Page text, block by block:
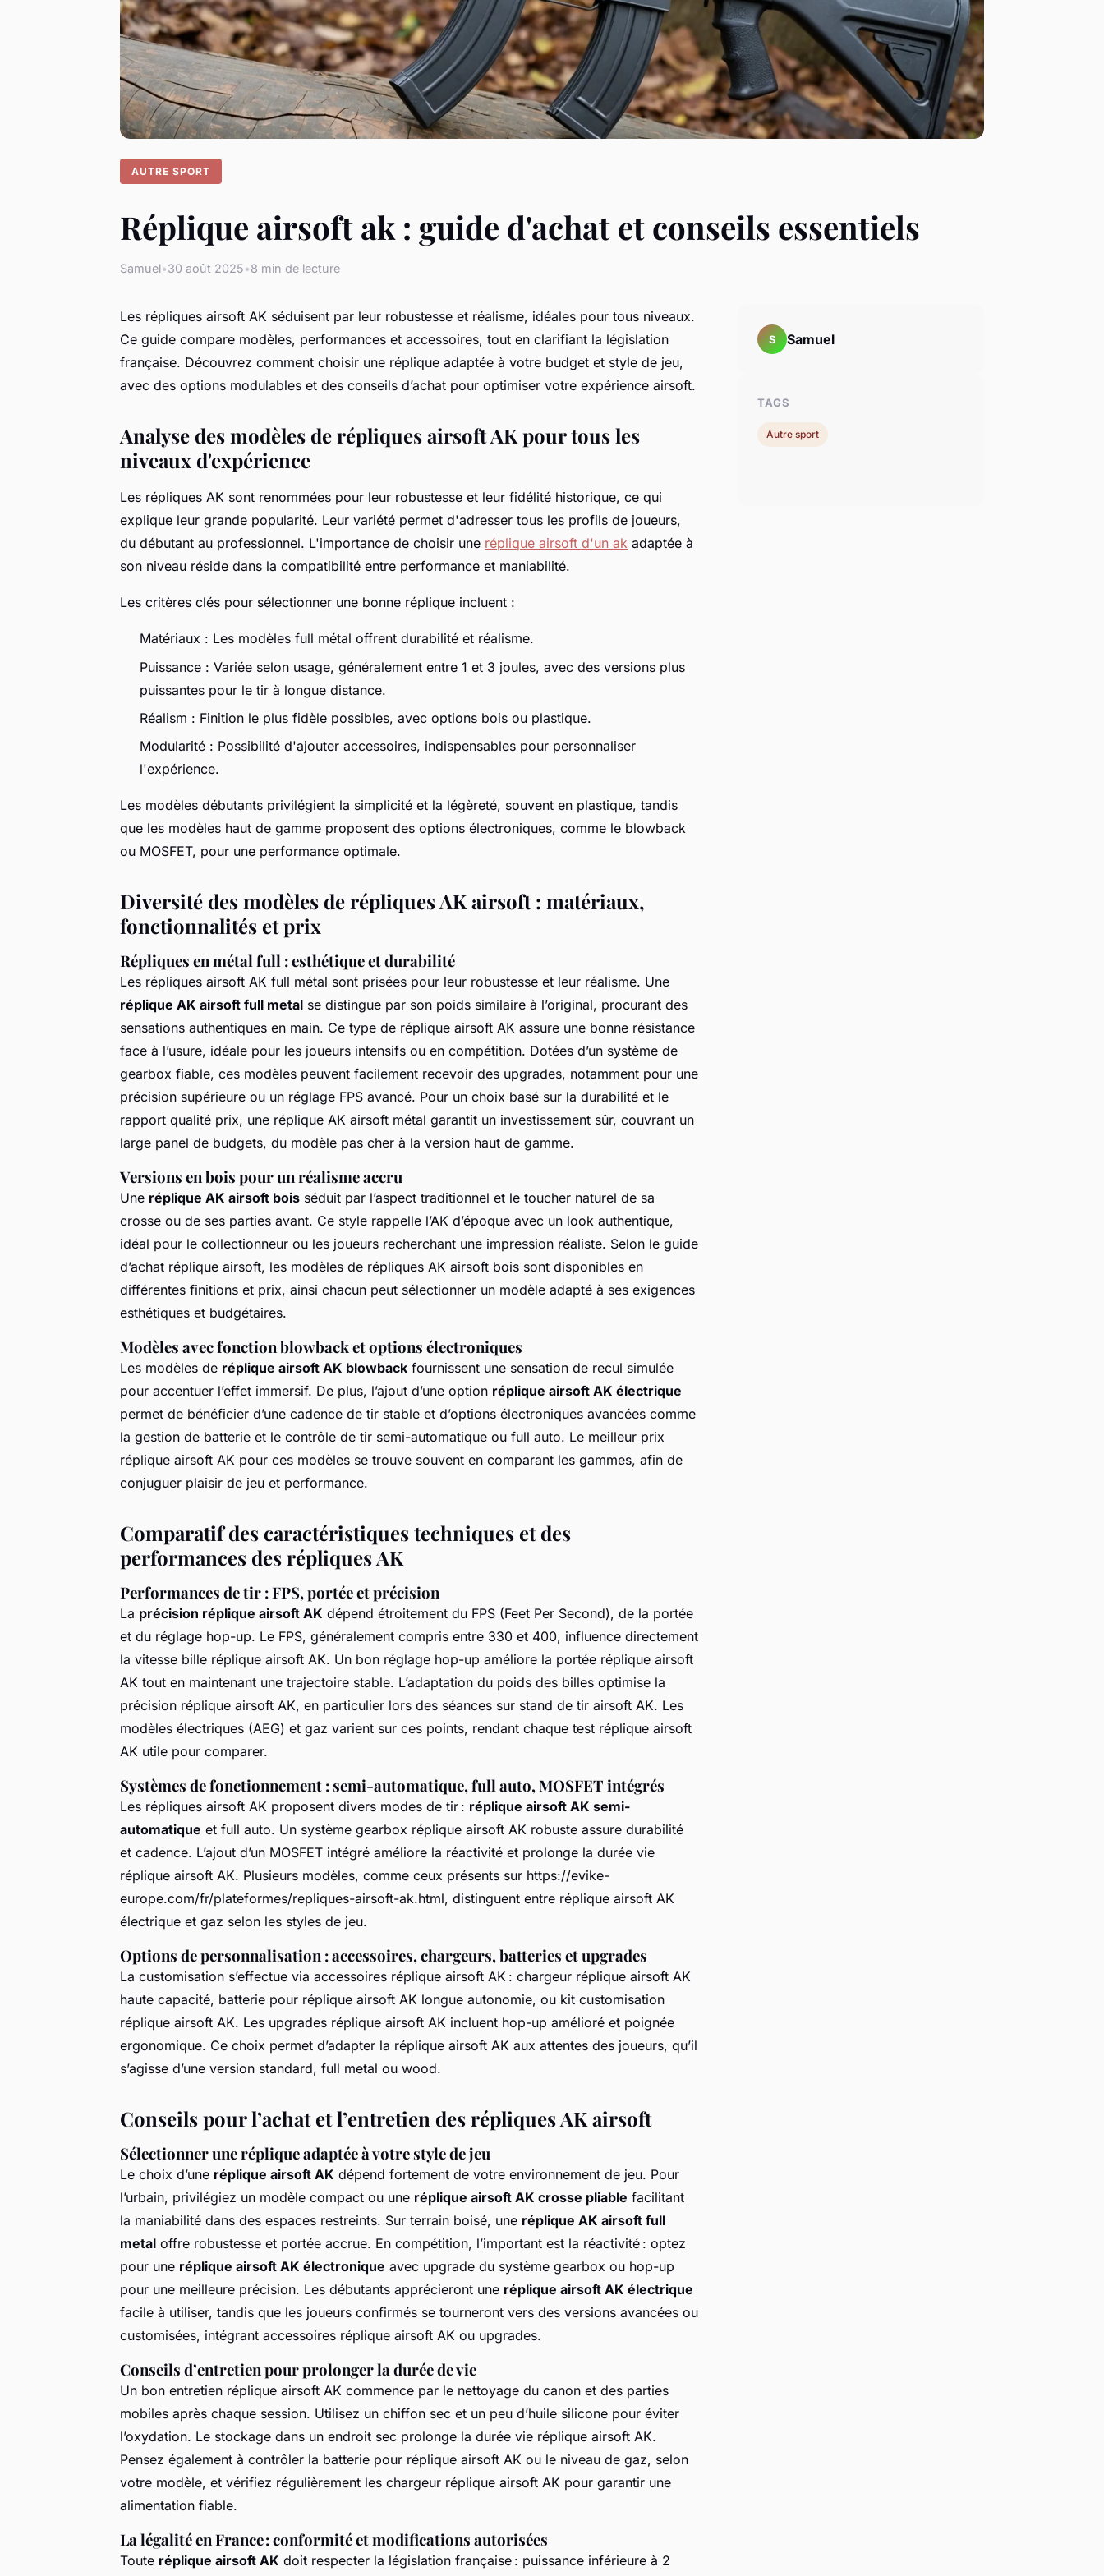
AUTRE SPORT
Réplique airsoft ak : guide d'achat et conseils essentiels
Samuel•30 août 2025•8 min de lecture
Les répliques airsoft AK séduisent par leur robustesse et réalisme, idéales pour tous niveaux.
Ce guide compare modèles, performances et accessoires, tout en clarifiant la législation
française. Découvrez comment choisir une réplique adaptée à votre budget et style de jeu,
avec des options modulables et des conseils d’achat pour optimiser votre expérience airsoft.
Analyse des modèles de répliques airsoft AK pour tous les
niveaux d'expérience
Les répliques AK sont renommées pour leur robustesse et leur fidélité historique, ce qui
explique leur grande popularité. Leur variété permet d'adresser tous les profils de joueurs,
du débutant au professionnel. L'importance de choisir une réplique airsoft d'un ak adaptée à
son niveau réside dans la compatibilité entre performance et maniabilité.
Les critères clés pour sélectionner une bonne réplique incluent :
Matériaux : Les modèles full métal offrent durabilité et réalisme.
Puissance : Variée selon usage, généralement entre 1 et 3 joules, avec des versions plus
puissantes pour le tir à longue distance.
Réalism : Finition le plus fidèle possibles, avec options bois ou plastique.
Modularité : Possibilité d'ajouter accessoires, indispensables pour personnaliser
l'expérience.
Les modèles débutants privilégient la simplicité et la légèreté, souvent en plastique, tandis
que les modèles haut de gamme proposent des options électroniques, comme le blowback
ou MOSFET, pour une performance optimale.
Diversité des modèles de répliques AK airsoft : matériaux,
fonctionnalités et prix
Répliques en métal full : esthétique et durabilité
Les répliques airsoft AK full métal sont prisées pour leur robustesse et leur réalisme. Une
réplique AK airsoft full metal se distingue par son poids similaire à l’original, procurant des
sensations authentiques en main. Ce type de réplique airsoft AK assure une bonne résistance
face à l’usure, idéale pour les joueurs intensifs ou en compétition. Dotées d’un système de
gearbox fiable, ces modèles peuvent facilement recevoir des upgrades, notamment pour une
précision supérieure ou un réglage FPS avancé. Pour un choix basé sur la durabilité et le
rapport qualité prix, une réplique AK airsoft métal garantit un investissement sûr, couvrant un
large panel de budgets, du modèle pas cher à la version haut de gamme.
Versions en bois pour un réalisme accru
Une réplique AK airsoft bois séduit par l’aspect traditionnel et le toucher naturel de sa
crosse ou de ses parties avant. Ce style rappelle l’AK d’époque avec un look authentique,
idéal pour le collectionneur ou les joueurs recherchant une impression réaliste. Selon le guide
d’achat réplique airsoft, les modèles de répliques AK airsoft bois sont disponibles en
différentes finitions et prix, ainsi chacun peut sélectionner un modèle adapté à ses exigences
esthétiques et budgétaires.
Modèles avec fonction blowback et options électroniques
Les modèles de réplique airsoft AK blowback fournissent une sensation de recul simulée
pour accentuer l’effet immersif. De plus, l’ajout d’une option réplique airsoft AK électrique
permet de bénéficier d’une cadence de tir stable et d’options électroniques avancées comme
la gestion de batterie et le contrôle de tir semi-automatique ou full auto. Le meilleur prix
réplique airsoft AK pour ces modèles se trouve souvent en comparant les gammes, afin de
conjuguer plaisir de jeu et performance.
Comparatif des caractéristiques techniques et des
performances des répliques AK
Performances de tir : FPS, portée et précision
La précision réplique airsoft AK dépend étroitement du FPS (Feet Per Second), de la portée
et du réglage hop-up. Le FPS, généralement compris entre 330 et 400, influence directement
la vitesse bille réplique airsoft AK. Un bon réglage hop-up améliore la portée réplique airsoft
AK tout en maintenant une trajectoire stable. L’adaptation du poids des billes optimise la
précision réplique airsoft AK, en particulier lors des séances sur stand de tir airsoft AK. Les
modèles électriques (AEG) et gaz varient sur ces points, rendant chaque test réplique airsoft
AK utile pour comparer.
Systèmes de fonctionnement : semi-automatique, full auto, MOSFET intégrés
Les répliques airsoft AK proposent divers modes de tir : réplique airsoft AK semi-
automatique et full auto. Un système gearbox réplique airsoft AK robuste assure durabilité
et cadence. L’ajout d’un MOSFET intégré améliore la réactivité et prolonge la durée vie
réplique airsoft AK. Plusieurs modèles, comme ceux présents sur https://evike-
europe.com/fr/plateformes/repliques-airsoft-ak.html, distinguent entre réplique airsoft AK
électrique et gaz selon les styles de jeu.
Options de personnalisation : accessoires, chargeurs, batteries et upgrades
La customisation s’effectue via accessoires réplique airsoft AK : chargeur réplique airsoft AK
haute capacité, batterie pour réplique airsoft AK longue autonomie, ou kit customisation
réplique airsoft AK. Les upgrades réplique airsoft AK incluent hop-up amélioré et poignée
ergonomique. Ce choix permet d’adapter la réplique airsoft AK aux attentes des joueurs, qu’il
s’agisse d’une version standard, full metal ou wood.
Conseils pour l’achat et l’entretien des répliques AK airsoft
Sélectionner une réplique adaptée à votre style de jeu
Le choix d’une réplique airsoft AK dépend fortement de votre environnement de jeu. Pour
l’urbain, privilégiez un modèle compact ou une réplique airsoft AK crosse pliable facilitant
la maniabilité dans des espaces restreints. Sur terrain boisé, une réplique AK airsoft full
metal offre robustesse et portée accrue. En compétition, l’important est la réactivité : optez
pour une réplique airsoft AK électronique avec upgrade du système gearbox ou hop-up
pour une meilleure précision. Les débutants apprécieront une réplique airsoft AK électrique
facile à utiliser, tandis que les joueurs confirmés se tourneront vers des versions avancées ou
customisées, intégrant accessoires réplique airsoft AK ou upgrades.
Conseils d’entretien pour prolonger la durée de vie
Un bon entretien réplique airsoft AK commence par le nettoyage du canon et des parties
mobiles après chaque session. Utilisez un chiffon sec et un peu d’huile silicone pour éviter
l’oxydation. Le stockage dans un endroit sec prolonge la durée vie réplique airsoft AK.
Pensez également à contrôler la batterie pour réplique airsoft AK ou le niveau de gaz, selon
votre modèle, et vérifiez régulièrement les chargeur réplique airsoft AK pour garantir une
alimentation fiable.
La légalité en France : conformité et modifications autorisées
Toute réplique airsoft AK doit respecter la législation française : puissance inférieure à 2
S Samuel
TAGS
Autre sport